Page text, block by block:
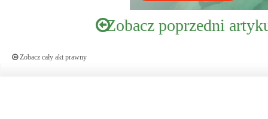
Zobacz poprzedni
Zobacz cały akt prawny